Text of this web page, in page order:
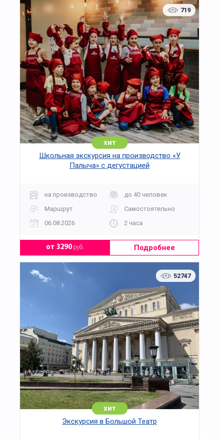
профессией шоколатье.
719
хит
Школьная экскурсия на производство «У
Палыча» с дегустацией
на производство
до 40 человек
Маршрут
Самостоятельно
06.08.2026
2 часа
от 3290руб. Подробнее
52747
хит
Экскурсия в Большой Театр